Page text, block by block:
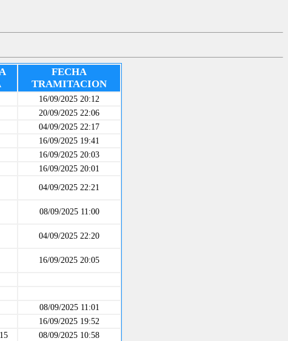
FECHA
TRAMITACION
16/09/2025 20:12
20/09/2025 22:06
04/09/2025 22:17
16/09/2025 19:41
16/09/2025 20:03
16/09/2025 20:01
04/09/2025 22:21
08/09/2025 11:00
04/09/2025 22:20
16/09/2025 20:05
08/09/2025 11:01
16/09/2025 19:52
08/09/2025 10:58